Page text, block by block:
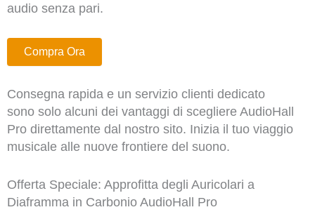
audio senza pari.
Compra Ora
Consegna rapida e un servizio clienti dedicato
sono solo alcuni dei vantaggi di scegliere AudioHall
Pro direttamente dal nostro sito. Inizia il tuo viaggio
musicale alle nuove frontiere del suono.
Offerta Speciale: Approfitta degli Auricolari a
Diaframma in Carbonio AudioHall Pro